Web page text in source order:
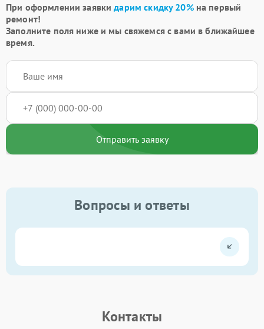
При оформлении заявкидарим скидку 20%на первый
ремонт!
Заполните поля ниже и мы свяжемся с вами в ближайшее
время.
Отправить заявку
Вопросы и ответы
Контакты